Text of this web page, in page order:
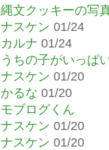
縄文クッキーの写
ナスケン 01/24
カルナ 01/24
うちの子がいっぱ
ナスケン 01/20
かるな 01/20
モブログくん
ナスケン 01/20
ナスケン 01/20